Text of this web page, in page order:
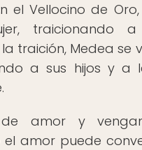
el Vellocino de
traicionando a
traición, Medea se
a sus hijos y a
de amor y
amor puede